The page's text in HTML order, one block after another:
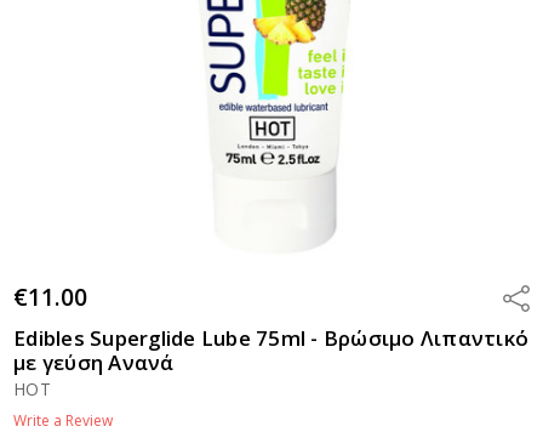
€11.00
Edibles Superglide Lube 75ml - Βρώσιμο Λιπαντικό
με γεύση Ανανά
HOT
Write a Review